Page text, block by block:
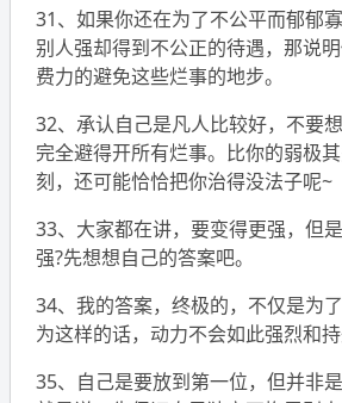
31、如果你还在为了不公平而郁郁
别人强却得到不公正的待遇，那说
费力的避免这些烂事的地步。
32、承认自己是凡人比较好，不要
完全避得开所有烂事。比你的弱极
刻，还可能恰恰把你治得没法子呢~
33、大家都在讲，要变得更强，但
强?先想想自己的答案吧。
34、我的答案，终极的，不仅是为
为这样的话，动力不会如此强烈和持
35、自己是要放到第一位，但并非